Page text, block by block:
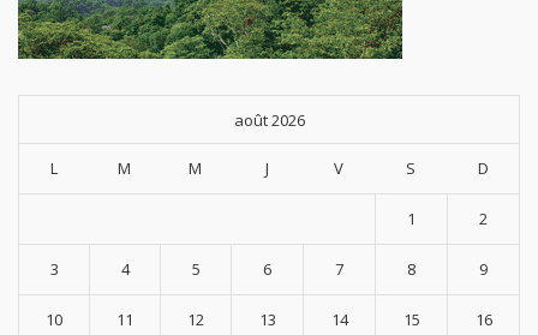
août 2026
L M M J V S D
1 2
3 4 5 6 7 8 9
10 11 12 13 14 15 16